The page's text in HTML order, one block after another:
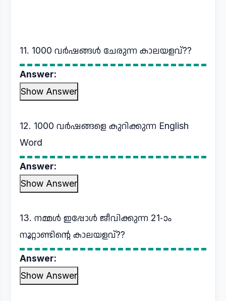
11. 1000 വർഷങ്ങൾ ചേരുന്ന കാലയളവ്??
Answer:
Show Answer
12. 1000 വർഷങ്ങളെ കുറിക്കുന്ന English
Word
Answer:
Show Answer
13. നമ്മൾ ഇപ്പോൾ ജീവിക്കുന്ന 21-ാം
നൂറ്റാണ്ടിൻ്റെ കാലയളവ്??
Answer:
Show Answer